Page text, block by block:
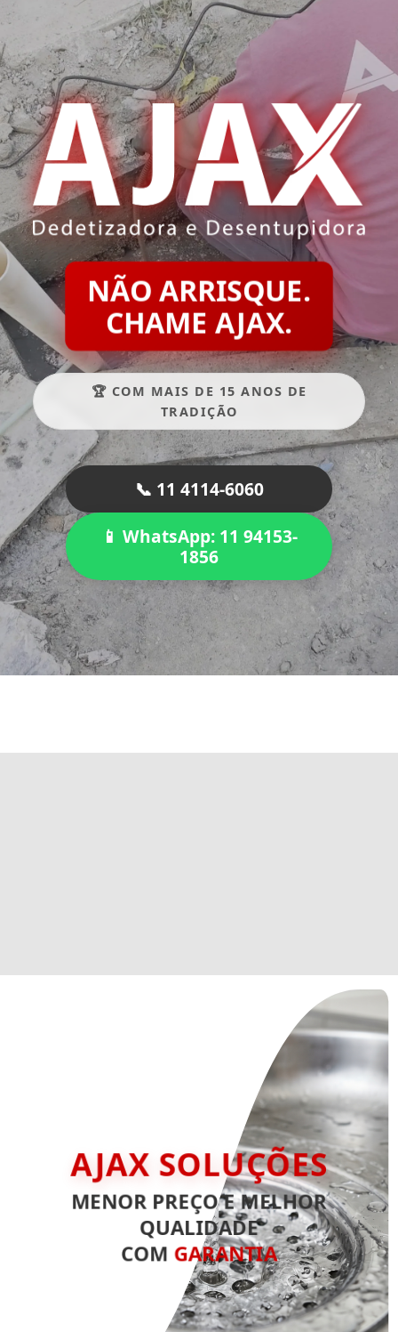
NÃO ARRISQUE.
CHAME AJAX.
🏆 COM MAIS DE 15 ANOS DE
TRADIÇÃO
📞 11 4114-6060
📱 WhatsApp: 11 94153-
1856
AJAX SOLUÇÕES
MENOR PREÇO E MELHOR
QUALIDADE
COM GARANTIA